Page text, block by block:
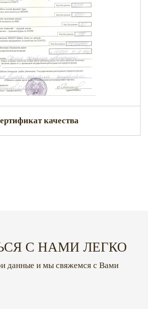
качества
С НАМИ ЛЕГКО
данные и мы свяжемся с Вами